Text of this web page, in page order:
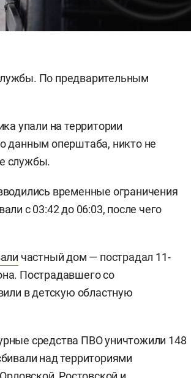
По предварительным
упали на территории
данным оперштаба, никто не
службы.
временные ограничения
с 03:42 до 06:03, после чего
частный дом — пострадал 11-
Пострадавшего со
в детскую областную
средства ПВО уничтожили 148
над территориями